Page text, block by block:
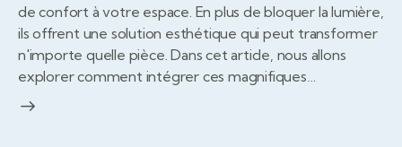
de confort à votre espace. En plus de bloquer la lumière,
ils offrent une solution esthétique qui peut transformer
n'importe quelle pièce. Dans cet article, nous allons
explorer comment intégrer ces magnifiques…